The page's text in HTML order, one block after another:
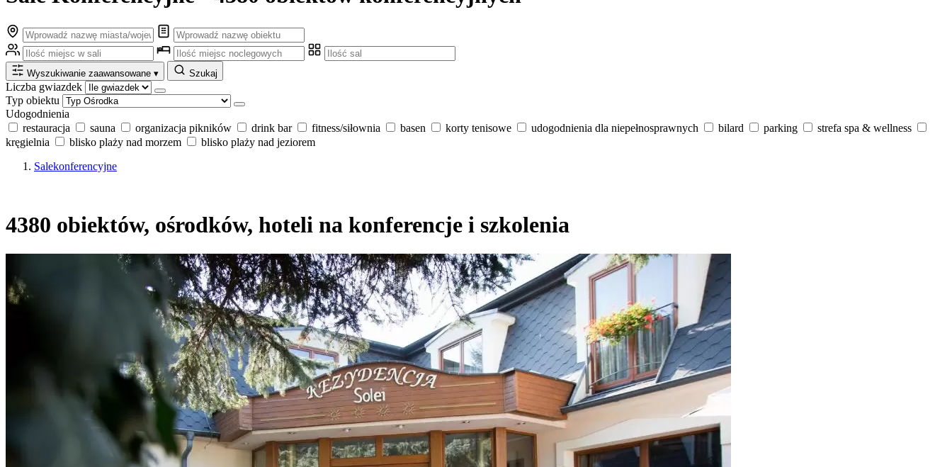
Wyszukiwanie zaawansowane ▾ Szukaj
Liczba gwiazdek
Typ obiektu
Udogodnienia
restauracja
sauna organizacja pikników drink bar fitness/siłownia basen korty tenisowe udogodnienia dla niepełnosprawnych bilard parking
strefa spa & wellness
kręgielnia
blisko plaży nad morzem
blisko plaży nad jeziorem
Salekonferencyjne
4380 obiektów, ośrodków, hoteli na konferencje i szkolenia